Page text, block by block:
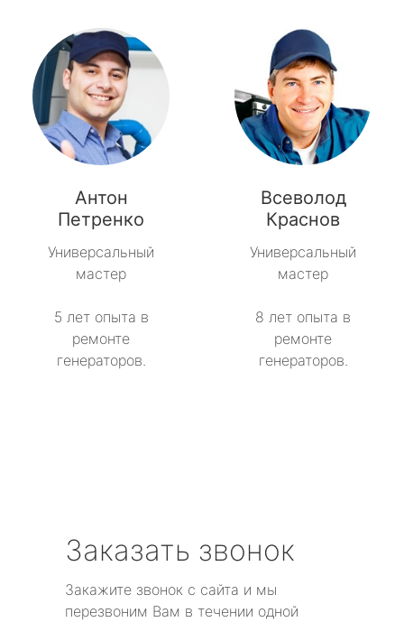
Антон
Петренко
Универсальный
мастер
5 лет опыта в
ремонте
генераторов.
Всеволод
Краснов
Универсальный
мастер
8 лет опыта в
ремонте
генераторов.
Заказать звонок
Закажите звонок с сайта и мы
перезвоним Вам в течении одной